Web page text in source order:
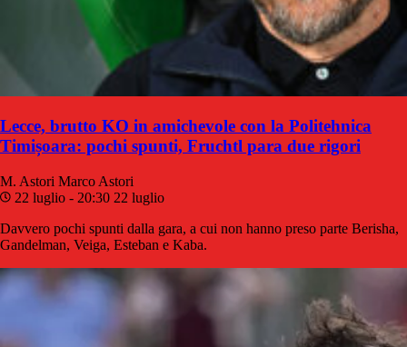
Lecce, brutto KO in amichevole con la Politehnica
Timișoara: pochi spunti, Fruchtl para due rigori
M. Astori Marco Astori
22 luglio - 20:30 22 luglio
Davvero pochi spunti dalla gara, a cui non hanno preso parte Berisha,
Gandelman, Veiga, Esteban e Kaba.